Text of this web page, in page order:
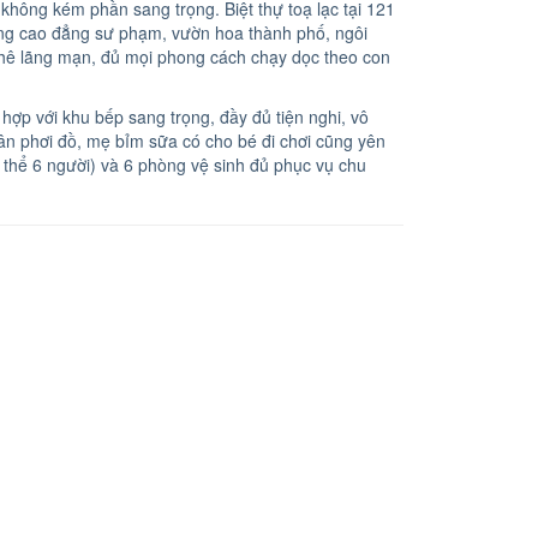
kém phần sang trọng. Biệt thự toạ lạc tại 121
cao đẳng sư phạm, vườn hoa thành phố, ngôi
lãng mạn, đủ mọi phong cách chạy dọc theo con
với khu bếp sang trọng, đầy đủ tiện nghi, vô
phơi đồ, mẹ bỉm sữa có cho bé đi chơi cũng yên
6 người) và 6 phòng vệ sinh đủ phục vụ chu